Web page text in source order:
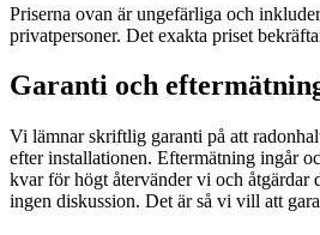
Priserna ovan är ungefärliga och
privatpersoner. Det exakta priset
Garanti och
Vi lämnar skriftlig garanti på att
efter installationen. Eftermätning ingår
kvar för högt återvänder vi och åtgärdar
ingen diskussion. Det är så vi vill att